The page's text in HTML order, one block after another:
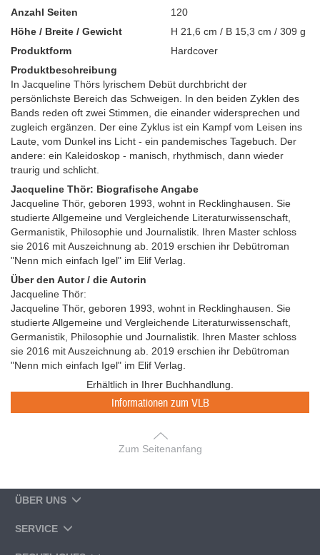
Anzahl Seiten
120
Höhe / Breite / Gewicht
H 21,6 cm / B 15,3 cm / 309 g
Produktform
Hardcover
Produktbeschreibung
In Jacqueline Thörs lyrischem Debüt durchbricht der
persönlichste Bereich das Schweigen. In den beiden Zyklen des
Bands reden oft zwei Stimmen, die einander widersprechen und
zugleich ergänzen. Der eine Zyklus ist ein Kampf vom Leisen ins
Laute, vom Dunkel ins Licht - ein pandemisches Tagebuch. Der
andere: ein Kaleidoskop - manisch, rhythmisch, dann wieder
traurig und schlicht.
Jacqueline Thör: Biografische Angabe
Jacqueline Thör, geboren 1993, wohnt in Recklinghausen. Sie
studierte Allgemeine und Vergleichende Literaturwissenschaft,
Germanistik, Philosophie und Journalistik. Ihren Master schloss
sie 2016 mit Auszeichnung ab. 2019 erschien ihr Debütroman
"Nenn mich einfach Igel" im Elif Verlag.
Über den Autor / die Autorin
Jacqueline Thör:
Jacqueline Thör, geboren 1993, wohnt in Recklinghausen. Sie
studierte Allgemeine und Vergleichende Literaturwissenschaft,
Germanistik, Philosophie und Journalistik. Ihren Master schloss
sie 2016 mit Auszeichnung ab. 2019 erschien ihr Debütroman
"Nenn mich einfach Igel" im Elif Verlag.
Erhältlich in Ihrer Buchhandlung.
Informationen zum VLB
Zum Seitenanfang
ÜBER UNS
SERVICE